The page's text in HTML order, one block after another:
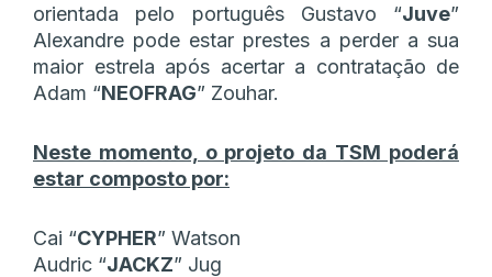
orientada pelo português Gustavo “Juve”
Alexandre pode estar prestes a perder a sua
maior estrela após acertar a contratação de
Adam “NEOFRAG” Zouhar.
Neste momento, o projeto da TSM poderá
estar composto por:
Cai “CYPHER” Watson
Audric “JACKZ” Jug